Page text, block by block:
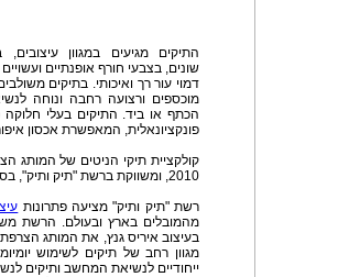
התיקים מגיעים במגוון עיצובים,
שונים, בצבעי חורף אופנתיים
דמוי עור רך ואיכותי. בתיקים
מוכספים ורצועה רחבה ונוחה
הכתף או ביד. התיקים בעלי חלוקה
פונקציונאלית, המאפשרת אכסון
2010, ומשווקת ברשת "תיק ותיק", בסדרה מוגבלת ומצומצמת.
רשת "תיק ותיק" מציעה פתרונות
מגוון רחב של תיקים לשימוש
ייחודיים לנשיאת המחשב ותיקים